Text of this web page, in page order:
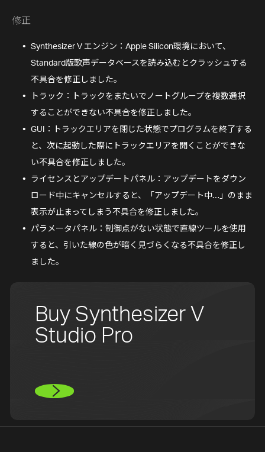
修正
Synthesizer V エンジン：Apple Silicon環境において、
Standard版歌声データベースを読み込むとクラッシュする
不具合を修正しました。
トラック：トラックをまたいでノートグループを複数選択
することができない不具合を修正しました。
GUI：トラックエリアを閉じた状態でプログラムを終了する
と、次に起動した際にトラックエリアを開くことができな
い不具合を修正しました。
ライセンスとアップデートパネル：アップデートをダウン
ロード中にキャンセルすると、「アップデート中…」のまま
表示が止まってしまう不具合を修正しました。
パラメータパネル：制御点がない状態で直線ツールを使用
すると、引いた線の色が暗く見づらくなる不具合を修正し
ました。
Buy Synthesizer V
Studio Pro